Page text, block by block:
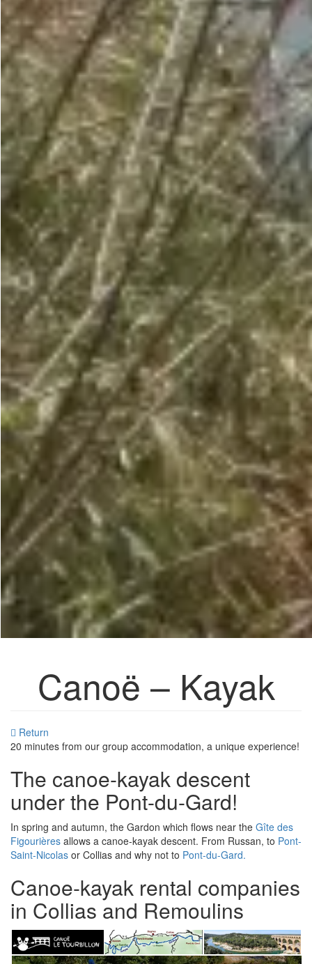
Canoë – Kayak
Return
20 minutes from our group accommodation, a unique experience!
The canoe-kayak descent
under the Pont-du-Gard!
In spring and autumn, the Gardon which flows near the Gîte des
Figourières allows a canoe-kayak descent. From Russan, to Pont-
Saint-Nicolas or Collias and why not to Pont-du-Gard.
Canoe-kayak rental companies
in Collias and Remoulins